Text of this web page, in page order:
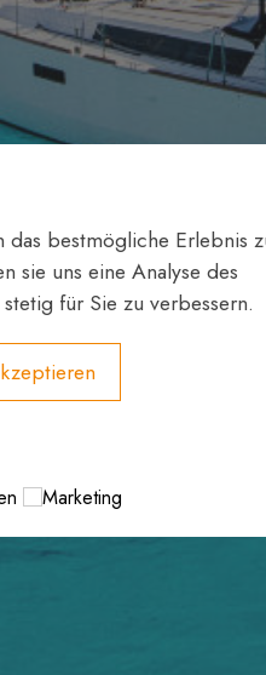
bestmögliche Erlebnis
sie uns eine Analyse des
für Sie zu verbessern.
Marketing